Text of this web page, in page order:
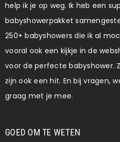
help ik je op weg. Ik heb een
babyshowerpakket
250+ babyshowers die ik al
vooral ook een kijkje in de
voor de perfecte babyshower.
zijn ook een hit. En bij vragen,
graag met je mee.
GOED OM TE WETEN